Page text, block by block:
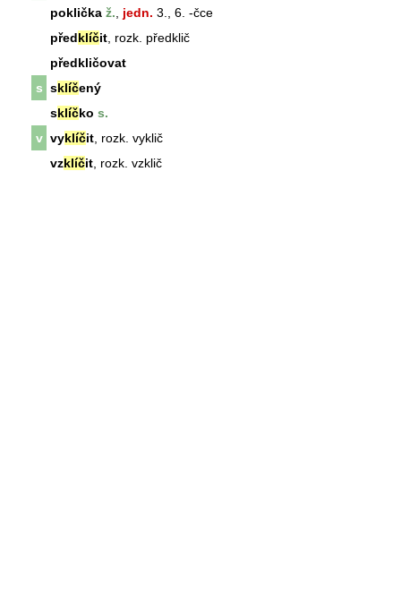
poklička ž. jedn. 3., 6. -čce
předklíčit , rozk. předklič
předkličovat
s sklíčený
sklíčko s.
v vyklíčit , rozk. vyklič
vzklíčit , rozk. vzklič